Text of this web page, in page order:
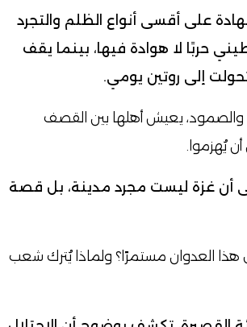
على أقسى أنواع الظلم والتجرد
حربًا لا هوادة فيها، بينما يقف
تحولت إلى روتين يومي.
والصمود، يعيش أهلها بين القصف
يُهزموا.
أن غزة ليست مجرد مدينة، بل قصة
العدوان مستمرًا؟ ولماذا يُترك شعب